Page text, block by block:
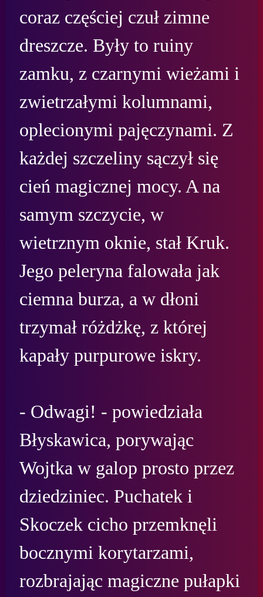
coraz częściej czuł zimne
dreszcze. Były to ruiny
zamku, z czarnymi wieżami i
zwietrzałymi kolumnami,
oplecionymi pajęczynami. Z
każdej szczeliny sączył się
cień magicznej mocy. A na
samym szczycie, w
wietrznym oknie, stał Kruk.
Jego peleryna falowała jak
ciemna burza, a w dłoni
trzymał różdżkę, z której
kapały purpurowe iskry.
- Odwagi! - powiedziała
Błyskawica, porywając
Wojtka w galop prosto przez
dziedziniec. Puchatek i
Skoczek cicho przemknęli
bocznymi korytarzami,
rozbrajając magiczne pułapki